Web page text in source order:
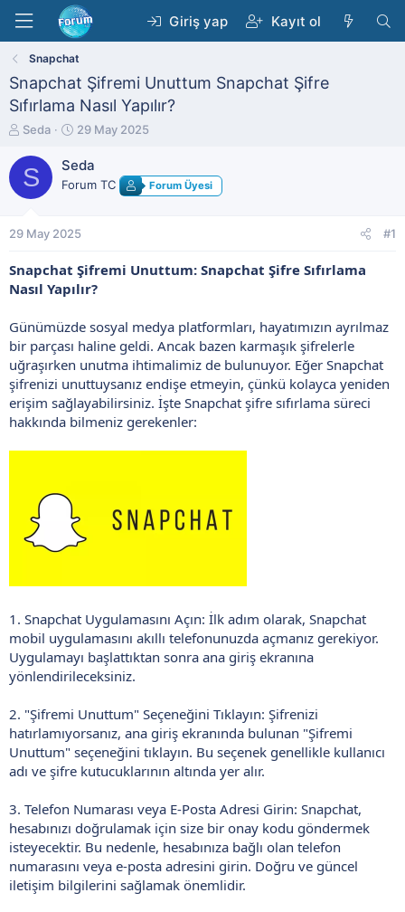
Giriş yap Kayıt ol
Snapchat
Snapchat Şifremi Unuttum Snapchat Şifre
Sıfırlama Nasıl Yapılır?
K
n
b
u
b
ş
l
t
Seda
B
ş
a
g
ı
t
a
i
h
29 May 2025
S Seda
Forum TC Forum Üyesi
29 May 2025 #1
Snapchat Şifremi Unuttum: Snapchat Şifre Sıfırlama
Nasıl Yapılır?
Günümüzde sosyal medya platformları, hayatımızın ayrılmaz
bir parçası haline geldi. Ancak bazen karmaşık şifrelerle
uğraşırken unutma ihtimalimiz de bulunuyor. Eğer Snapchat
şifrenizi unuttuysanız endişe etmeyin, çünkü kolayca yeniden
erişim sağlayabilirsiniz. İşte Snapchat şifre sıfırlama süreci
hakkında bilmeniz gerekenler:
1. Snapchat Uygulamasını Açın: İlk adım olarak, Snapchat
mobil uygulamasını akıllı telefonunuzda açmanız gerekiyor.
Uygulamayı başlattıktan sonra ana giriş ekranına
yönlendirileceksiniz.
2. "Şifremi Unuttum" Seçeneğini Tıklayın: Şifrenizi
hatırlamıyorsanız, ana giriş ekranında bulunan "Şifremi
Unuttum" seçeneğini tıklayın. Bu seçenek genellikle kullanıcı
adı ve şifre kutucuklarının altında yer alır.
3. Telefon Numarası veya E-Posta Adresi Girin: Snapchat,
hesabınızı doğrulamak için size bir onay kodu göndermek
isteyecektir. Bu nedenle, hesabınıza bağlı olan telefon
numarasını veya e-posta adresini girin. Doğru ve güncel
iletişim bilgilerini sağlamak önemlidir.